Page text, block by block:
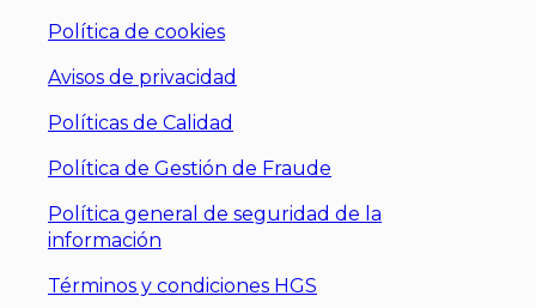
Política de cookies
Avisos de privacidad
Políticas de Calidad
Política de Gestión de Fraude
Política general de seguridad de la
información
Términos y condiciones HGS